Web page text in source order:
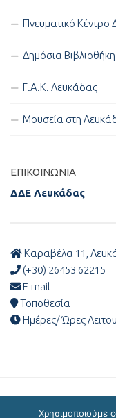
Πνευματικό
Δημόσια
Γ.Α.Κ. Λευκάδας
Μουσεία στη
ΕΠΙΚΟΙΝΩΝΊΑ
ΔΔΕ Λευκάδας
Καραβέλα 11,
(+30) 26453 62215
E-mail
Τοποθεσία
Ημέρες/ Ώρες
Χρησιμοποιούμε